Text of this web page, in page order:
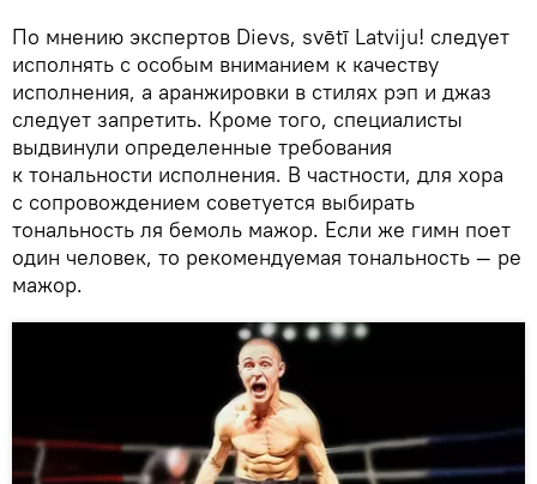
По мнению экспертов Dievs, svētī Latviju! следует
исполнять с особым вниманием к качеству
исполнения, а аранжировки в стилях рэп и джаз
следует запретить. Кроме того, специалисты
выдвинули определенные требования
к тональности исполнения. В частности, для хора
с сопровождением советуется выбирать
тональность ля бемоль мажор. Если же гимн поет
один человек, то рекомендуемая тональность — ре
мажор.